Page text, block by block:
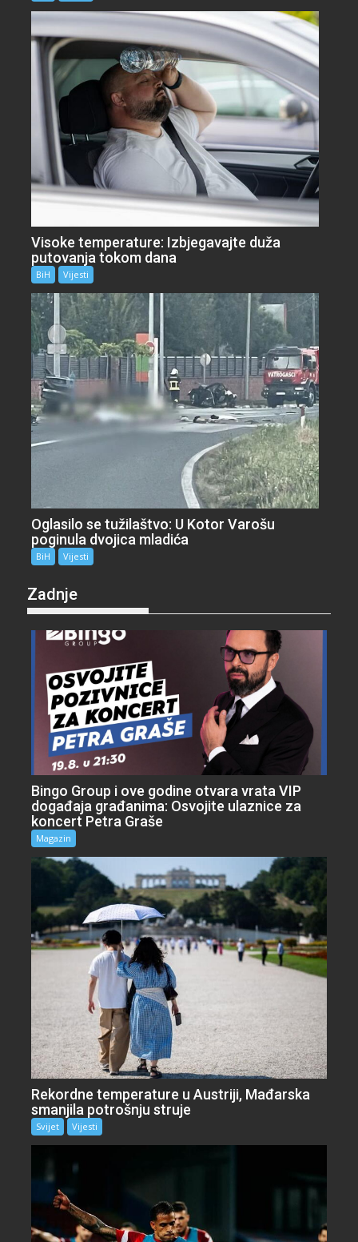
Visoke temperature: Izbjegavajte duža
putovanja tokom dana
BiH Vijesti
Oglasilo se tužilaštvo: U Kotor Varošu
poginula dvojica mladića
BiH Vijesti
Zadnje
Bingo Group i ove godine otvara vrata VIP
događaja građanima: Osvojite ulaznice za
koncert Petra Graše
Magazin
Rekordne temperature u Austriji, Mađarska
smanjila potrošnju struje
Svijet Vijesti